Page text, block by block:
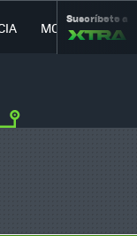
MOVILIDAD
Suscríbete a